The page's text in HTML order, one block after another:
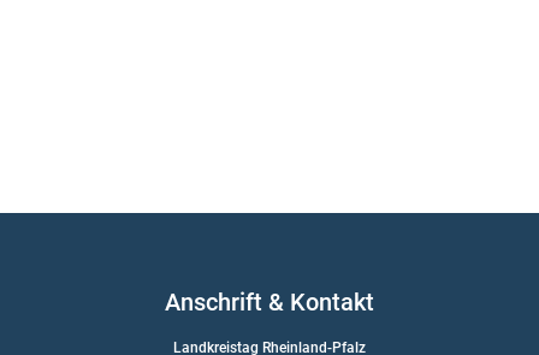
Anschrift & Kontakt
Landkreistag Rheinland-Pfalz